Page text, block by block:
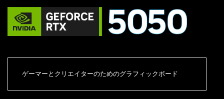
ゲーマーとクリエイターのためのグラフィックボード